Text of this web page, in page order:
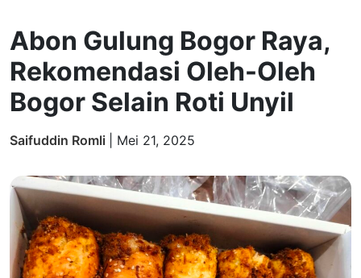
Abon Gulung Bogor Raya,
Rekomendasi Oleh-Oleh
Bogor Selain Roti Unyil
Saifuddin Romli Mei 21, 2025